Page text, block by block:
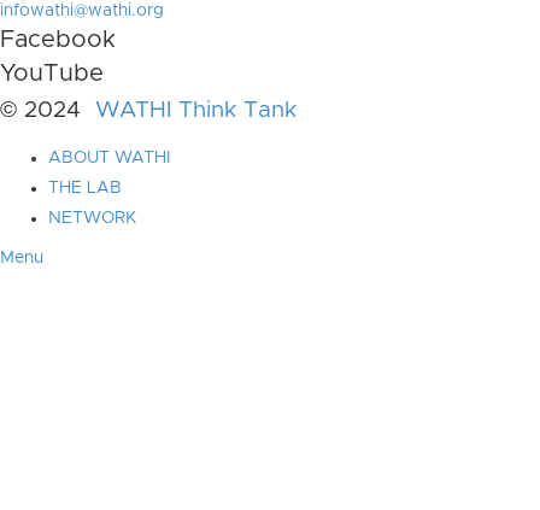
infowathi@wathi.org
Facebook
YouTube
© 2024 WATHI Think Tank
ABOUT WATHI
THE LAB
NETWORK
Menu